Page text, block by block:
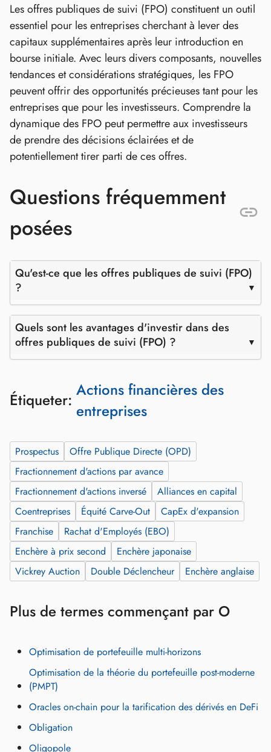
Les offres publiques de suivi (FPO) constituent un outil
essentiel pour les entreprises cherchant à lever des
capitaux supplémentaires après leur introduction en
bourse initiale. Avec leurs divers composants, nouvelles
tendances et considérations stratégiques, les FPO
peuvent offrir des opportunités précieuses tant pour les
entreprises que pour les investisseurs. Comprendre la
dynamique des FPO peut permettre aux investisseurs
de prendre des décisions éclairées et de
potentiellement tirer parti de ces offres.
Questions fréquemment
posées
Qu'est-ce que les offres publiques de suivi (FPO)
?
Quels sont les avantages d'investir dans des
offres publiques de suivi (FPO) ?
Étiqueter: Actions financières des
entreprises
Prospectus
Offre Publique Directe (OPD)
Fractionnement d'actions par avance
Fractionnement d'actions inversé
Alliances en capital
Coentreprises
Équité Carve-Out
CapEx d'expansion
Franchise
Rachat d'Employés (EBO)
Enchère à prix second
Enchère japonaise
Vickrey Auction
Double Déclencheur Enchère anglaise
Plus de termes commençant par O
Optimisation de portefeuille multi‑horizons
Optimisation de la théorie du portefeuille post-moderne
(PMPT)
Oracles on‑chain pour la tarification des dérivés en DeFi
Obligation
Oligopole